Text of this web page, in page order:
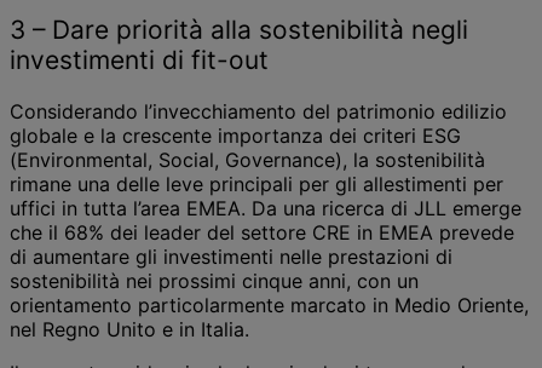
3 – Dare priorità alla sostenibilità negli
investimenti di fit-out
Considerando l’invecchiamento del patrimonio edilizio
globale e la crescente importanza dei criteri ESG
(Environmental, Social, Governance), la sostenibilità
rimane una delle leve principali per gli allestimenti per
uffici in tutta l’area EMEA. Da una ricerca di JLL emerge
che il 68% dei leader del settore CRE in EMEA prevede
di aumentare gli investimenti nelle prestazioni di
sostenibilità nei prossimi cinque anni, con un
orientamento particolarmente marcato in Medio Oriente,
nel Regno Unito e in Italia.